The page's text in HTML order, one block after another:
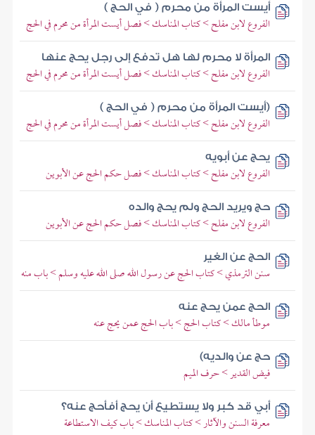
أيست المرأة من محرم ( في الحج )
الفروع لابن مفلح > كتاب المناسك > فصل أيست المرأة من محرم في الحج
المرأة لا محرم لها هل تدفع إلى رجل يحج عنها
الفروع لابن مفلح > كتاب المناسك > فصل أيست المرأة من محرم في الحج
(أيست المرأة من محرم ( في الحج )
الفروع لابن مفلح > كتاب المناسك > فصل أيست المرأة من محرم في الحج
يحج عن أبويه
الفروع لابن مفلح > كتاب المناسك > فصل حكم الحج عن الأبوين
حج ويريد الحج ولم يحج والده
الفروع لابن مفلح > كتاب المناسك > فصل حكم الحج عن الأبوين
الحج عن الغير
سنن الترمذي > كتاب الحج عن رسول الله صلى الله عليه وسلم > باب منه
الحج عمن يحج عنه
موطأ مالك > كتاب الحج > باب الحج عمن يحج عنه
حج عن والديه)
فيض القدير > حرف الميم
أبي قد كبر ولا يستطيع أن يحج أفأحج عنه؟
معرفة السنن والآثار > كتاب المناسك > باب كيف الاستطاعة